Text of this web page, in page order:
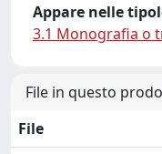
Appare nelle
3.1 Monografia o
File in questo
File